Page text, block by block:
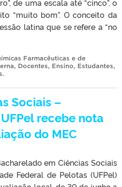
de uma escala até “cinco”, o
“muito bom”. O conceito da
latina que se refere a “no
Farmacêuticas e de
, Docentes, Ensino, Estudantes,
.
Sociais –
recebe nota
do MEC
em Ciências Sociais
Federal de Pelotas (UFPel)